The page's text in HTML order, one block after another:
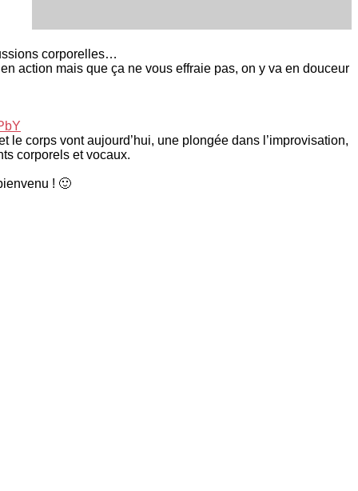
corporelles…
action mais que ça ne vous effraie pas, on y va en douceur
corps vont aujourd’hui, une plongée dans l’improvisation,
corporels et vocaux.
! 🙂